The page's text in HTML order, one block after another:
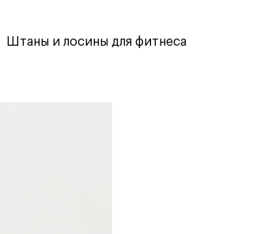
Штаны и лосины для фитнеса